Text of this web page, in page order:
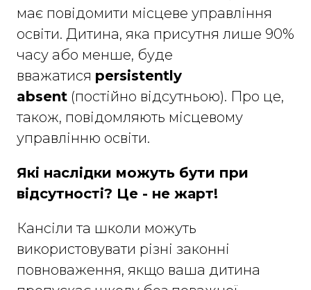
має повідомити місцеве управління
освіти. Дитина, яка присутня лише 90%
часу або менше, буде
вважатися persistently
absent (постійно відсутньою). Про це,
також, повідомляють місцевому
управлінню освіти.
Які наслідки можуть бути при
відсутності? Це - не жарт!
Кансіли та школи можуть
використовувати різні законні
повноваження, якщо ваша дитина